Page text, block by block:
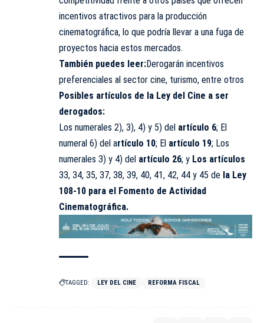
incentivos atractivos para la producción
cinematográfica, lo que podría llevar a una fuga de
proyectos hacia estos mercados.
También puedes leer:Derogarán incentivos
preferenciales al sector cine, turismo, entre otros
Posibles artículos de la Ley del Cine a ser
derogados:
Los numerales 2), 3), 4) y 5) del artículo 6; El
numeral 6) del artículo 10; El artículo 19; Los
numerales 3) y 4) del artículo 26; y Los artículos
33, 34, 35, 37, 38, 39, 40, 41, 42, 44 y 45 de la Ley
108-10 para el Fomento de Actividad
Cinematográfica.
TAGGED: LEY DEL CINE REFORMA FISCAL